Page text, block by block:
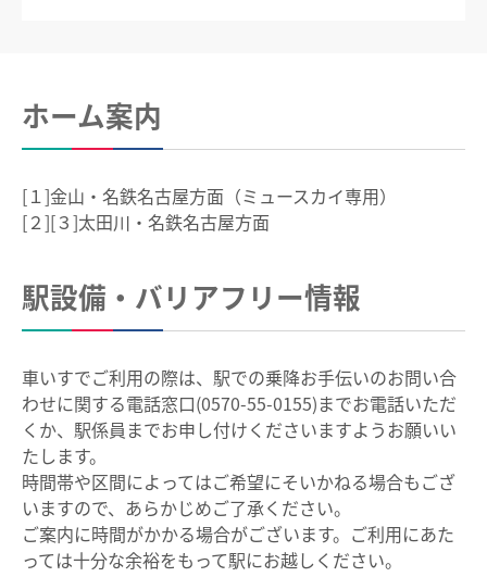
よくあるご質問
企業情報
IR情報
manaca
manacaトップ
manacaとは？
manacaの特長
名鉄ミューズポイント
お買物＆フード
法人・店舗のお客様
ホーム案内
[１]金山・名鉄名古屋方面（ミュースカイ専用）
[２][３]太田川・名鉄名古屋方面
駅設備・バリアフリー情報
車いすでご利用の際は、駅での乗降お手伝いのお問い合
わせに関する電話窓口(0570-55-0155)までお電話いただ
くか、駅係員までお申し付けくださいますようお願いい
たします。
時間帯や区間によってはご希望にそいかねる場合もござ
いますので、あらかじめご了承ください。
ご案内に時間がかかる場合がございます。ご利用にあた
っては十分な余裕をもって駅にお越しください。